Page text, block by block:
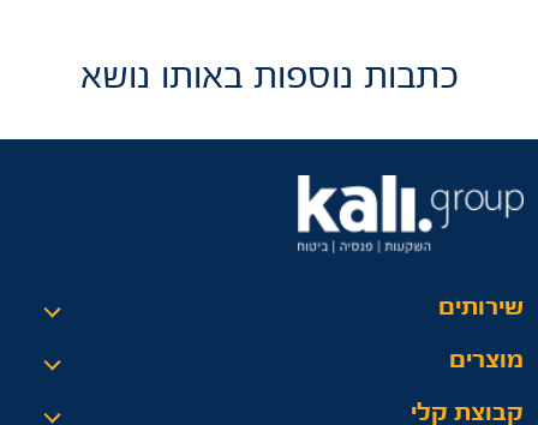
כתבות נוספות באותו נושא
שירותים
מוצרים
קבוצת קלי